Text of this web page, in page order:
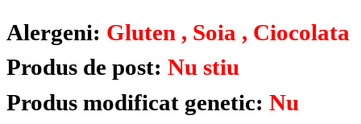
Alergeni: Gluten , Soia , Ciocolata
Produs de post: Nu stiu
Produs modificat genetic: Nu